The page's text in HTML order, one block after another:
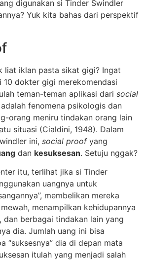
digunakan si Tinder Swindler
Yuk kita bahas dari perspektif
liat iklan pasta sikat gigi? Ingat
10 dokter gigi merekomendasi
teman-teman aplikasi dari social
fenomena psikologis dan
orang meniru tindakan orang lain
situasi (Cialdini, 1948). Dalam
ini, social proofyang
dan kesuksesan. Setuju nggak?
itu, terlihat jika si Tinder
uangnya untuk
membelikan mereka
menampilkan kehidupannya
dan berbagai tindakan lain yang
dia. Jumlah uang ini bisa
“suksesnya” dia di depan mata
itulah yang menjadi salah